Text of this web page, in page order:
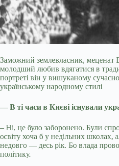
Заможний землевласник, меценат
молодший любив вдягатися в
портреті він у вишуканому
українському народному стилі
— В ті часи в Києві існували
– Ні, це було заборонено. Були
освіту хоча б у недільних школах,
недовго — десь рік. Бо влада
політику.